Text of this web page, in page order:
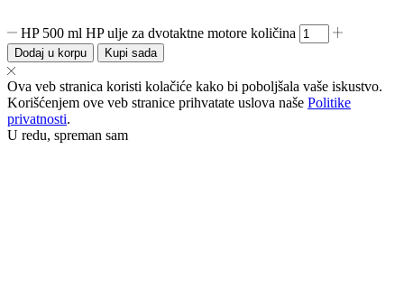
HP 500 ml HP ulje za dvotaktne motore količina
Dodaj u korpu Kupi sada
Ova veb stranica koristi kolačiće kako bi poboljšala vaše iskustvo.
Korišćenjem ove veb stranice prihvatate uslova naše Politike
privatnosti.
U redu, spreman sam